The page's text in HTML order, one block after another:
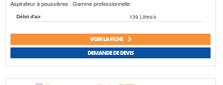
Aspirateur à poussières . Gamme professionnelle
Débit d'air 139 Litres/s
VOIR LA FICHE
DEMANDE DE DEVIS